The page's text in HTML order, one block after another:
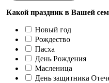
Какой праздник в Вашей
Новый год
Рождество
Пасха
День Рождения
Масленица
День защитника